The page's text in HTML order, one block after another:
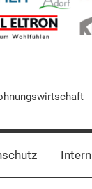
Intern